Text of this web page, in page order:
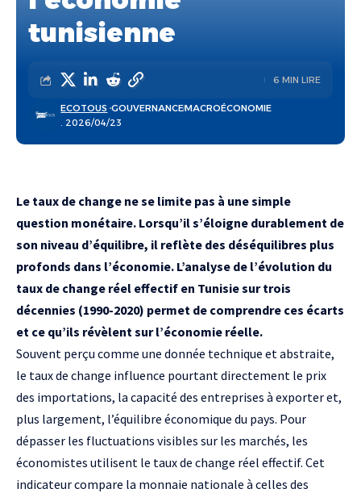
tunisienne
. 2026/04/23
ECOTOUS GOUVERNANCEMACROÉCONOMIE
6 MIN LIRE
Le taux de change ne se limite pas à une simple
question monétaire. Lorsqu’il s’éloigne durablement de
son niveau d’équilibre, il reflète des déséquilibres plus
profonds dans l’économie. L’analyse de l’évolution du
taux de change réel effectif en Tunisie sur trois
décennies (1990-2020) permet de comprendre ces écarts
et ce qu’ils révèlent sur l’économie réelle.
Souvent perçu comme une donnée technique et abstraite,
le taux de change influence pourtant directement le prix
des importations, la capacité des entreprises à exporter et,
plus largement, l’équilibre économique du pays. Pour
dépasser les fluctuations visibles sur les marchés, les
économistes utilisent le taux de change réel effectif. Cet
indicateur compare la monnaie nationale à celles des